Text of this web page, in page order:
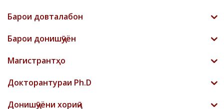
Барои довталабон
Барои донишҷӯён
Магистрантҳо
Докторантураи Ph.D
Донишҷӯёни хориҷӣ